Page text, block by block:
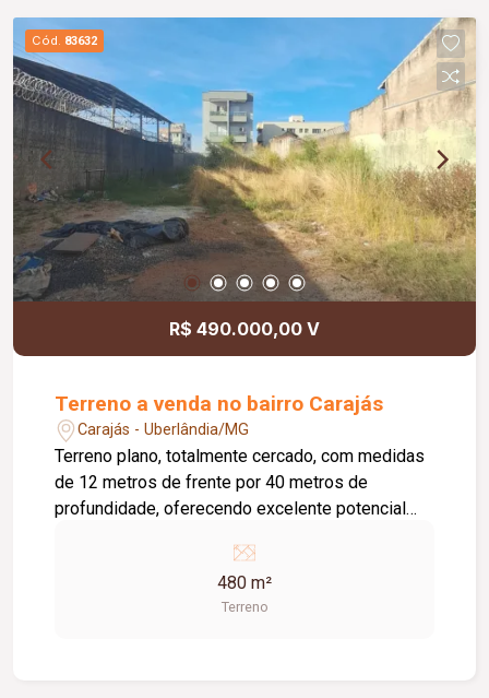
para negócios e comodidade para moradores.
Cód. 83632
R$ 490.000,00 V
Terreno a venda no bairro Carajás
Carajás - Uberlândia/MG
Terreno plano, totalmente cercado, com medidas
de 12 metros de frente por 40 metros de
profundidade, oferecendo excelente potencial
imóvel conta com: Terreno plano; Medidas de 12
x 40 metros; Lote de gaveta; Totalmente cercado.
A proprietária estuda permuta por material de
480 m²
Terreno